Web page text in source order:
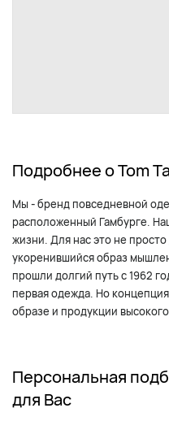
Подробнее о Tom
Мы - бренд повседневной
расположенный Гамбурге.
жизни. Для нас это не
укоренившийся образ
прошли долгий путь с 1962
первая одежда. Но
образе и продукции
Персональная
для Вас